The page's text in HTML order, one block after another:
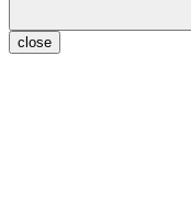
close